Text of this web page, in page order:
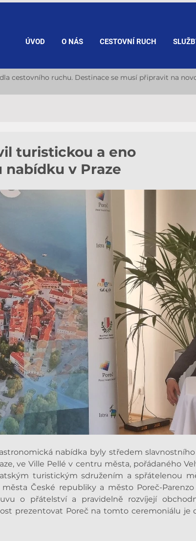
ÚVOD O NÁS CESTOVNÍ RUCH
cestovního ruchu. Destinace se musí připravit na
turistickou a eno
v Praze
nabídka byly středem
ve Ville Pellé v centru města, pořádaného
turistickým sdružením a spřátelenou
České republiky a město Poreč-
o přátelství a pravidelně rozvíjejí
prezentovat Poreč na tomto ceremoniálu je